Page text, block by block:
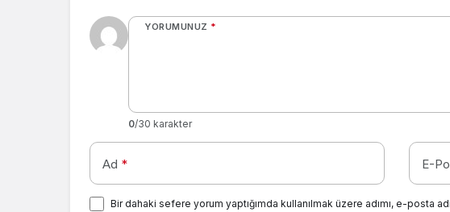
YORUMUNUZ *
0/30 karakter
Ad * E-
Bir dahaki sefere yorum yaptığımda kullanılmak üzere adımı, e-posta